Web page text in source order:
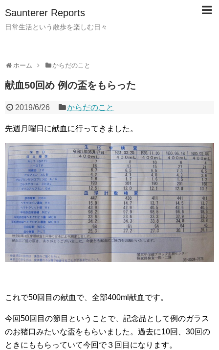
Saunterer Reports
日常生活という散歩を楽しむ日々
ホーム からだのこと
献血50回め 例の盃をもらった
2019/6/26 からだのこと
先週月曜日に献血に行ってきました。
これで50回目の献血で、全部400ml献血です。
今回50回目の節目ということで、記念品として例のガラス
のお猪口みたいな盃をもらいました。過去に10回、30回の
ときにももらっていて今回で３回目になります。